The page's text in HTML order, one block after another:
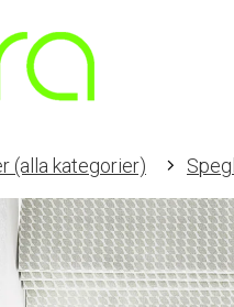
(alla kategorier)